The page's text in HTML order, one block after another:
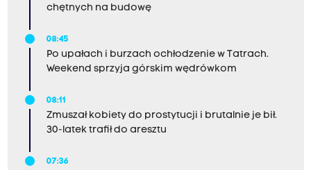
chętnych na budowę
08:45
Po upałach i burzach ochłodzenie w Tatrach.
Weekend sprzyja górskim wędrówkom
08:11
Zmuszał kobiety do prostytucji i brutalnie je bił.
30-latek trafił do aresztu
07:36